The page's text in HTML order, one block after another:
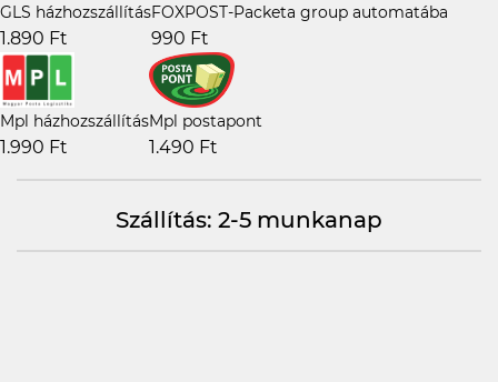
GLS házhozszállítás
1.890 Ft
FOXPOST-Packeta group automatába
990 Ft
Mpl házhozszállítás
1.990 Ft
Mpl postapont
1.490 Ft
Szállítás: 2-5 munkanap